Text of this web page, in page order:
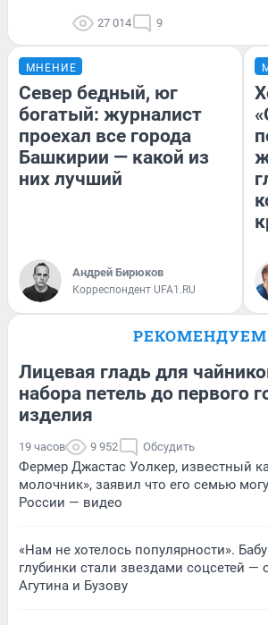
27 014 9
МНЕНИЕ
Север бедный, юг
богатый: журналист
проехал все города
Башкирии — какой из
них лучший
Андрей Бирюков
Корреспондент UFA1.RU
РЕКОМЕНДУЕМ
Лицевая гладь для
набора петель до первого
изделия
19 часов 9 952 Обсудить
Фермер Джастас Уолкер, известный
молочник», заявил что его семью
России — видео
«Нам не хотелось популярности».
глубинки стали звездами соцсетей —
Агутина и Бузову